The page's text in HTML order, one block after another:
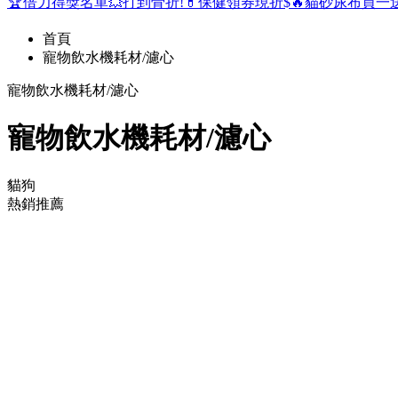
首頁
寵物飲水機耗材/濾心
寵物飲水機耗材/濾心
寵物飲水機耗材/濾心
貓狗
熱銷推薦